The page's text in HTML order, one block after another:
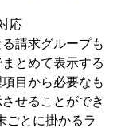
応
請求グループも
とめて表示する
目から必要なも
せることができ
ごとに掛かるラ